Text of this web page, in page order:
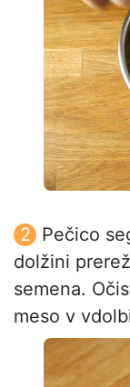
Pečico
dolžini
semena.
meso v